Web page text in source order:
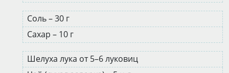
Соль – 30 г
Сахар – 10 г
Шелуха лука от 5–6 луковиц